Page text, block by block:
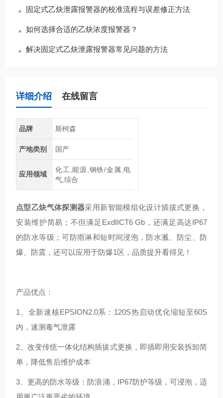
固定式乙炔泄露报警器的校准流程与误差修正方法
如何选择合适的乙炔浓度报警器？
解决固定式乙炔泄露报警器常见问题的方法
详细介绍 在线留言
品牌 斯柯森
产地类别 国产
应用领域
化工,能源,钢铁/金属,电
气,综合
点型乙炔气体探测器采用新智能模组化设计插拔式更换，
安装维护简易；不但满足ExdIICT6 Gb，还满足高达IP67
的防水等级；可防雨淋和短时间浸泡，防水溅、防尘、防
爆、防震，还可以应用于防爆1区，品质提升看得见！
产品优点：
1、全新速核EPSION2.0系：120S热启动优化缩短至60S
内，速测毒气泄露
2、改变传统一体化结构插拔式更换，即插即用安装拆卸简
单，降低售后维护成本
3、更高的防水等级：防浪涌，IP67防护等级，可浸泡，适